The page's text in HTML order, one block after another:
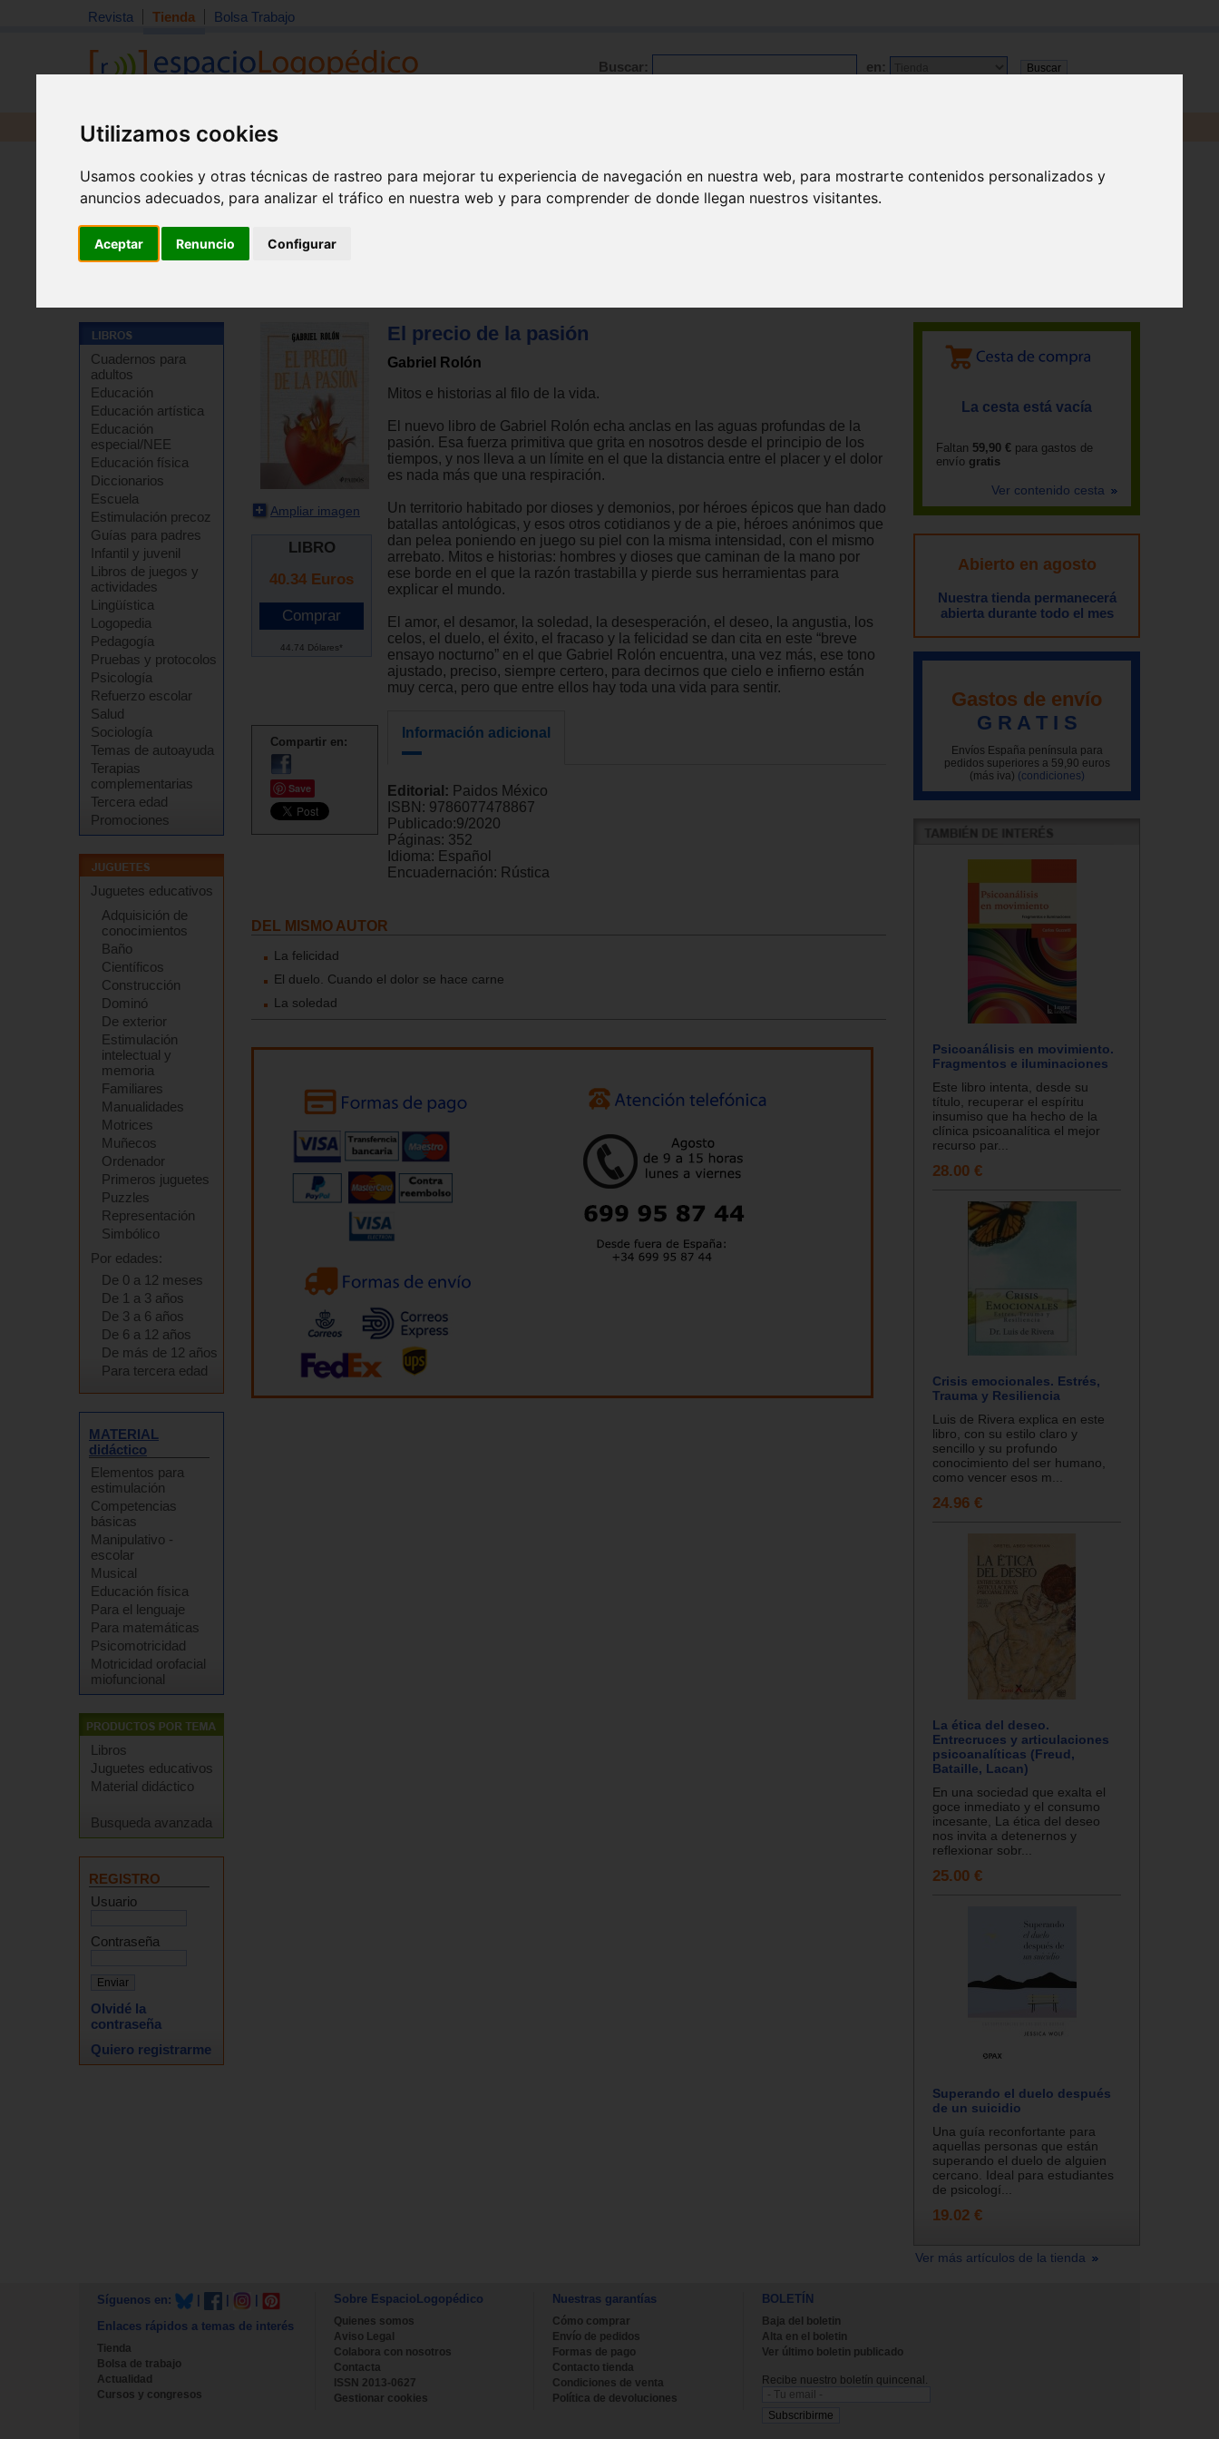
Utilizamos cookies
Usamos cookies y otras técnicas de rastreo para mejorar tu experiencia de navegación en nuestra web, para mostrarte contenidos personalizados y
anuncios adecuados, para analizar el tráfico en nuestra web y para comprender de donde llegan nuestros visitantes.
Aceptar Renuncio Configurar
Revista Tienda Bolsa Trabajo
Buscar: en:
Revista Libros Material
Cuadernos para
adultos
Educación
Educación artística
Educación
especial/NEE
Educación física
Diccionarios
Escuela
Estimulación precoz
Guías para padres
Infantil y juvenil
Libros de juegos y
actividades
Lingüística
Logopedia
Pedagogía
Pruebas y protocolos
Psicología
Refuerzo escolar
Salud
Sociología
Temas de autoayuda
Terapias
complementarias
Tercera edad
Promociones
Juguetes educativos
Adquisición de
conocimientos
Baño
Científicos
Construcción
Dominó
De exterior
Estimulación
intelectual y
memoria
Familiares
Manualidades
Motrices
Muñecos
Ordenador
Primeros juguetes
Puzzles
Representación
Simbólico
Por edades:
De 0 a 12 meses
De 1 a 3 años
De 3 a 6 años
De 6 a 12 años
De más de 12 años
Para tercera edad
MATERIAL
didáctico
Elementos para
estimulación
Competencias
básicas
Manipulativo -
escolar
Musical
Educación física
Para el lenguaje
Para matemáticas
Psicomotricidad
Motricidad orofacial
miofuncional
Libros
Juguetes educativos
Material didáctico
Busqueda avanzada
REGISTRO
Usuario
Contraseña
Olvidé la
contraseña
Quiero registrarme
Ampliar imagen
LIBRO
40.34 Euros
44.74 Dólares*
Compartir en:
Save
El precio de la pasión
Gabriel Rolón
Mitos e historias al filo de la vida.
El nuevo libro de Gabriel Rolón echa anclas en las aguas profundas de la
pasión. Esa fuerza primitiva que grita en nosotros desde el principio de los
tiempos, y nos lleva a un límite en el que la distancia entre el placer y el dolor
es nada más que una respiración.
Un territorio habitado por dioses y demonios, por héroes épicos que han dado
batallas antológicas, y esos otros cotidianos y de a pie, héroes anónimos que
dan pelea poniendo en juego su piel con la misma intensidad, con el mismo
arrebato. Mitos e historias: hombres y dioses que caminan de la mano por
ese borde en el que la razón trastabilla y pierde sus herramientas para
explicar el mundo.
El amor, el desamor, la soledad, la desesperación, el deseo, la angustia, los
celos, el duelo, el éxito, el fracaso y la felicidad se dan cita en este “breve
ensayo nocturno” en el que Gabriel Rolón encuentra, una vez más, ese tono
ajustado, preciso, siempre certero, para decirnos que cielo e infierno están
muy cerca, pero que entre ellos hay toda una vida para sentir.
Información adicional
Editorial: Paidos México
ISBN: 9786077478867
Publicado:9/2020
Páginas: 352
Idioma: Español
Encuadernación: Rústica
DEL MISMO AUTOR
La felicidad
El duelo. Cuando el dolor se hace carne
La soledad
La cesta está vacía
Faltan 59,90 € para gastos de
envío gratis
Ver contenido cesta
Abierto en agosto
Nuestra tienda permanecerá
abierta durante todo el mes
Gastos de envío
G R A T I S
Envíos España península para
pedidos superiores a 59,90 euros
(más iva) (condiciones)
Psicoanálisis en movimiento.
Fragmentos e iluminaciones
Este libro intenta, desde su
título, recuperar el espíritu
insumiso que ha hecho de la
clínica psicoanalítica el mejor
recurso par...
28.00 €
Crisis emocionales. Estrés,
Trauma y Resiliencia
Luis de Rivera explica en este
libro, con su estilo claro y
sencillo y su profundo
conocimiento del ser humano,
como vencer esos m...
24.96 €
La ética del deseo.
Entrecruces y articulaciones
psicoanalíticas (Freud,
Bataille, Lacan)
En una sociedad que exalta el
goce inmediato y el consumo
incesante, La ética del deseo
nos invita a detenernos y
reflexionar sobr...
25.00 €
Superando el duelo después
de un suicidio
Una guía reconfortante para
aquellas personas que están
superando el duelo de alguien
cercano. Ideal para estudiantes
de psicologí...
19.02 €
Ver más artículos de la tienda
Síguenos en:
Enlaces rápidos a temas de interés
Tienda
Bolsa de trabajo
Actualidad
Cursos y congresos
Sobre EspacioLogopédico
Quienes somos
Aviso Legal
Colabora con nosotros
Contacta
ISSN 2013-0627
Gestionar cookies
Nuestras garantías
Cómo comprar
Envío de pedidos
Formas de pago
Contacto tienda
Condiciones de venta
Política de devoluciones
BOLETÍN
Baja del boletin
Alta en el boletin
Ver último boletin publicado
Recibe nuestro boletín quincenal.